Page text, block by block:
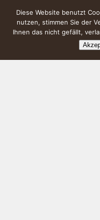
Diese Website benutzt
nutzen, stimmen Sie der
Ihnen das nicht gefällt,